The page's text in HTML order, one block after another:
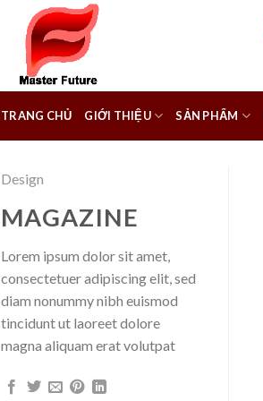
TRANG CHỦ GIỚI THIỆU SẢN PHẨM
Design
MAGAZINE
Lorem ipsum dolor sit amet,
consectetuer adipiscing elit, sed
diam nonummy nibh euismod
tincidunt ut laoreet dolore
magna aliquam erat volutpat